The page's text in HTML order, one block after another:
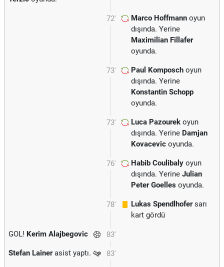
72' Marco Hoffmann oyun
dışında. Yerine
Maximilian Fillafer
oyunda.
73' Paul Komposch oyun
dışında. Yerine
Konstantin Schopp
oyunda.
73' Luca Pazourek oyun
dışında. Yerine Damjan
Kovacevic oyunda.
76' Habib Coulibaly oyun
dışında. Yerine Julian
Peter Goelles oyunda.
78' Lukas Spendlhofersarı
kart gördü
83'
GOL! Kerim Alajbegovic
83'
Stefan Lainerasist yaptı.